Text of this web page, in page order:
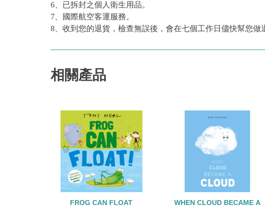
6、已拆封之個人衛生用品。
7、國際航空客運服務。
8、收到您的退貨，檢查無誤後，會在七個工作日儘快幫您做
相關產品
FROG CAN FLOAT
WHEN CLOUD BECAME A